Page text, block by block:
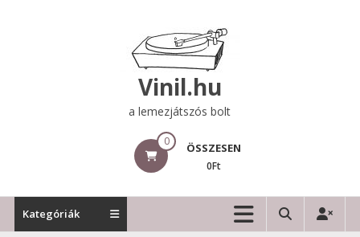
Vinil.hu
a lemezjátszós bolt
0 ÖSSZESEN
0Ft
Kategóriák